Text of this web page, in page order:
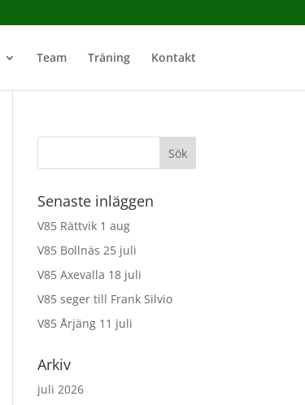
Team Träning Kontakt
Senaste inläggen
V85 Rättvik 1 aug
V85 Bollnäs 25 juli
V85 Axevalla 18 juli
V85 seger till Frank Silvio
V85 Årjäng 11 juli
Arkiv
juli 2026